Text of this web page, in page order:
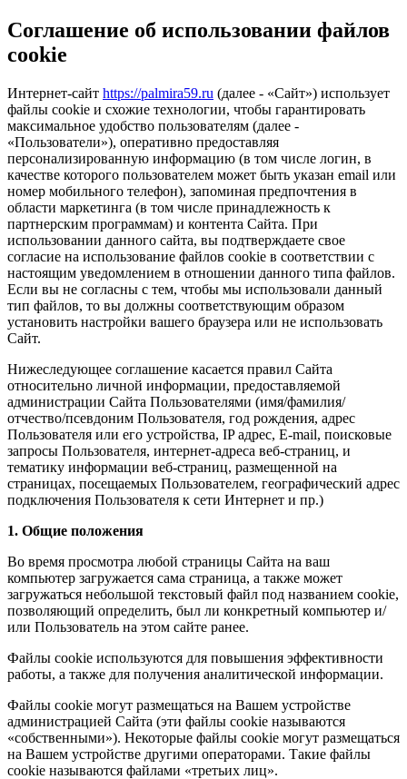
Соглашение об использовании файлов
cookie
Интернет-сайт https://palmira59.ru (далее - «Сайт») использует
файлы cookie и схожие технологии, чтобы гарантировать
максимальное удобство пользователям (далее -
«Пользователи»), оперативно предоставляя
персонализированную информацию (в том числе логин, в
качестве которого пользователем может быть указан email или
номер мобильного телефон), запоминая предпочтения в
области маркетинга (в том числе принадлежность к
партнерским программам) и контента Сайта. При
использовании данного сайта, вы подтверждаете свое
согласие на использование файлов cookie в соответствии с
настоящим уведомлением в отношении данного типа файлов.
Если вы не согласны с тем, чтобы мы использовали данный
тип файлов, то вы должны соответствующим образом
установить настройки вашего браузера или не использовать
Сайт.
Нижеследующее соглашение касается правил Сайта
относительно личной информации, предоставляемой
администрации Сайта Пользователями (имя/фамилия/
отчество/псевдоним Пользователя, год рождения, адрес
Пользователя или его устройства, IP адрес, E-mail, поисковые
запросы Пользователя, интернет-адреса веб-страниц, и
тематику информации веб-страниц, размещенной на
страницах, посещаемых Пользователем, географический адрес
подключения Пользователя к сети Интернет и пр.)
1. Общие положения
Во время просмотра любой страницы Сайта на ваш
компьютер загружается сама страница, а также может
загружаться небольшой текстовый файл под названием cookie,
позволяющий определить, был ли конкретный компьютер и/
или Пользователь на этом сайте ранее.
Файлы cookie используются для повышения эффективности
работы, а также для получения аналитической информации.
Файлы cookie могут размещаться на Вашем устройстве
администрацией Сайта (эти файлы cookie называются
«собственными»). Некоторые файлы cookie могут размещаться
на Вашем устройстве другими операторами. Такие файлы
cookie называются файлами «третьих лиц».